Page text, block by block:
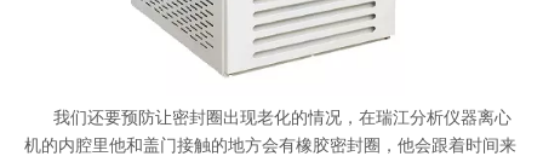
我们还要预防让密封圈出现老化的情况，在瑞江分析仪器离心
机的内腔里他和盖门接触的地方会有橡胶密封圈，他会跟着时间来